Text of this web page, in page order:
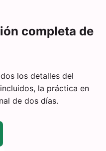
completa de
los detalles del
la práctica en
de dos días.